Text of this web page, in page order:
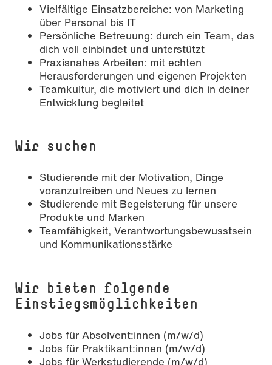
Vielfältige Einsatzbereiche: von Marketing
über Personal bis IT
Persönliche Betreuung: durch ein Team, das
dich voll einbindet und unterstützt
Praxisnahes Arbeiten: mit echten
Herausforderungen und eigenen Projekten
Teamkultur, die motiviert und dich in deiner
Entwicklung begleitet
Wir suchen
Studierende mit der Motivation, Dinge
voranzutreiben und Neues zu lernen
Studierende mit Begeisterung für unsere
Produkte und Marken
Teamfähigkeit, Verantwortungsbewusstsein
und Kommunikationsstärke
Wir bieten folgende
Einstiegsmöglichkeiten
Jobs für Absolvent:innen (m/w/d)
Jobs für Praktikant:innen (m/w/d)
Jobs für Werkstudierende (m/w/d)